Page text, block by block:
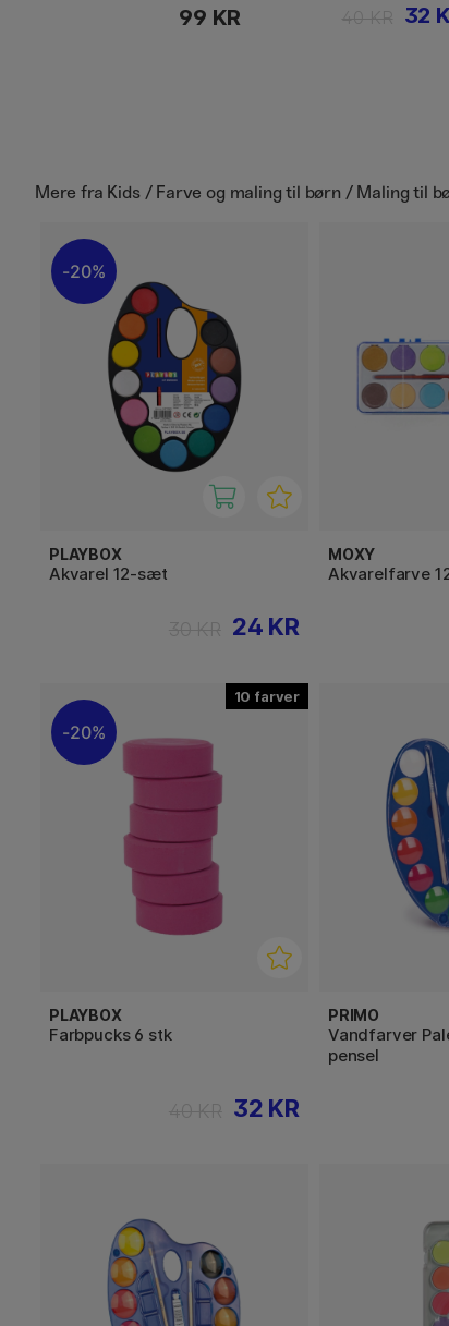
99 KR 32
Mere fra Kids / Farve og maling til børn / Maling til
20%
PLAYBOX
Akvarel 12-sæt
24 KR
MOXY
Akvarelfarve
10
20%
PLAYBOX
Farbpucks 6 stk
32 KR
PRIMO
Vandfarver
pensel